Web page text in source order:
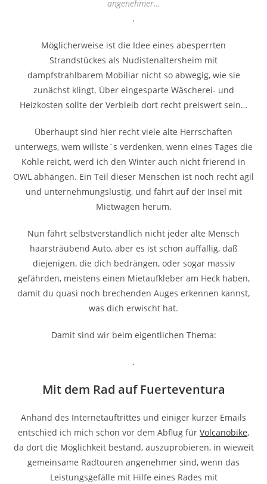
angenehmer…
.
Möglicherweise ist die Idee eines abesperrten
Strandstückes als Nudistenaltersheim mit
dampfstrahlbarem Mobiliar nicht so abwegig, wie sie
zunächst klingt. Über eingesparte Wäscherei- und
Heizkosten sollte der Verbleib dort recht preiswert sein…
Überhaupt sind hier recht viele alte Herrschaften
unterwegs, wem willste´s verdenken, wenn eines Tages die
Kohle reicht, werd ich den Winter auch nicht frierend in
OWL abhängen. Ein Teil dieser Menschen ist noch recht agil
und unternehmungslustig, und fährt auf der Insel mit
Mietwagen herum.
Nun fährt selbstverständlich nicht jeder alte Mensch
haarsträubend Auto, aber es ist schon auffällig, daß
diejenigen, die dich bedrängen, oder sogar massiv
gefährden, meistens einen Mietaufkleber am Heck haben,
damit du quasi noch brechenden Auges erkennen kannst,
was dich erwischt hat.
Damit sind wir beim eigentlichen Thema:
.
Mit dem Rad auf Fuerteventura
Anhand des Internetauftrittes und einiger kurzer Emails
entschied ich mich schon vor dem Abflug für Volcanobike,
da dort die Möglichkeit bestand, auszuprobieren, in wieweit
gemeinsame Radtouren angenehmer sind, wenn das
Leistungsgefälle mit Hilfe eines Rades mit